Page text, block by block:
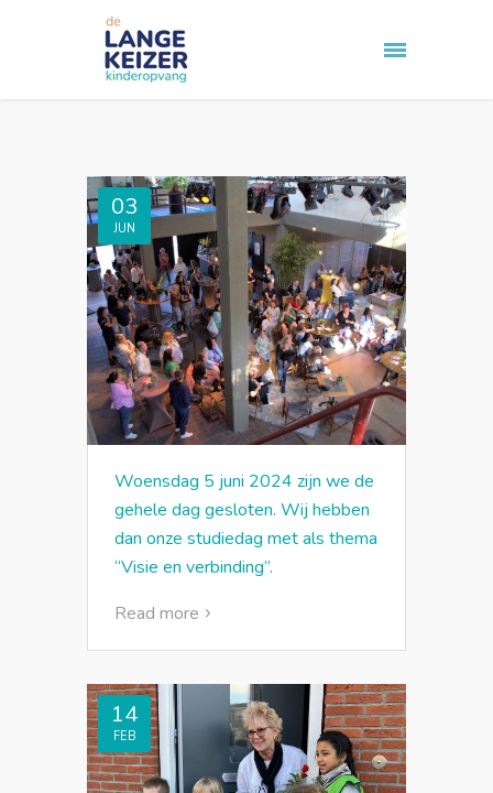
03
JUN
Woensdag 5 juni 2024 zijn we de
gehele dag gesloten. Wij hebben
dan onze studiedag met als thema
“Visie en verbinding”.
Read more
14
FEB